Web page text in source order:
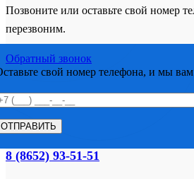
Позвоните или оставьте свой номер
перезвоним.
Обратный звонок
свой номер телефона, и мы
8 (8652) 93-51-51